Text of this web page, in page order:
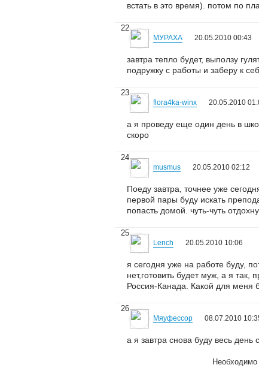
встать в это время). потом по
22
МУРАХА 20.05.2010 00:43
завтра тепло будет, выползу
подружку с работы и заберу к
23
flora4ka-winx 20.05.2010
а я проведу еще один день в
скоро
24
musmus 20.05.2010 02:12
Поеду завтра, точнее уже
первой пары буду искать
попасть домой. чуть-чуть
25
Lench 20.05.2010 10:06
я сегодня уже на работе буду,
нет,готовить будет муж, а я так,
Россия-Канада. Какой для меня
26
Мяуфессор 08.07.2010
а я завтра снова буду весь день